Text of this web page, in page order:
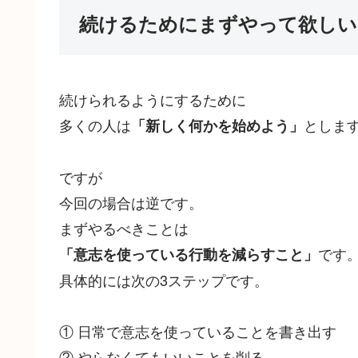
続けるためにまずやって欲し
続けられるようにするために
多くの人は 「新しく何かを始めよう」 とします
ですが
今回の場合は逆です。
まずやるべきことは
「意志を使っている行動を減らすこと」 です。
具体的には次の3ステップです。
① 日常で意志を使っていることを書き出す